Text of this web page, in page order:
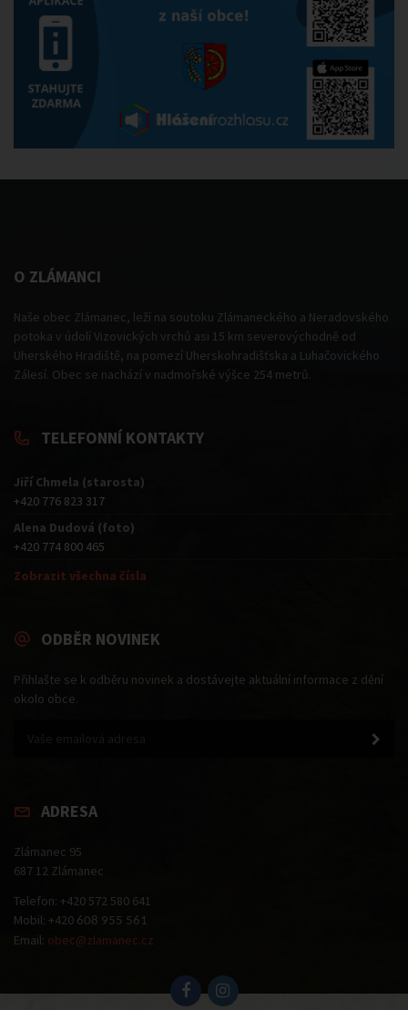
O ZLÁMANCI
Naše obec Zlámanec, leží na soutoku Zlámaneckého a Neradovského
potoka v údolí Vizovických vrchů asi 15 km severovýchodně od
Uherského Hradiště, na pomezí Uherskohradišťska a Luhačovického
Zálesí. Obec se nachází v nadmořské výšce 254 metrů.
TELEFONNÍ KONTAKTY
Jiří Chmela (starosta)
+420 776 823 317
Alena Dudová (foto)
+420 774 800 465
Zobrazit všechna čísla
ODBĚR NOVINEK
Přihlašte se k odběru novinek a dostávejte aktuální informace z dění
okolo obce.
ADRESA
Zlámanec 95
687 12 Zlámanec
Telefon: +420 572 580 641
Mobil: +420 608 955 561
Email: obec@zlamanec.cz